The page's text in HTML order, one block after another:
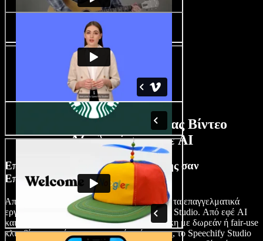
Λειτουργίες Δημιουργίας Βίντεο
Αξιολογήσεων με AI
Επεξεργαστείτε Βίντεο Αξιολόγησης σαν
Επαγγελματίας
Απελευθερώστε τη δημιουργικότητά σας με τα επαγγελματικά
εργαλεία επεξεργασίας βίντεο του Speechify Studio. Από εφέ AI
και εξελιγμένες λειτουργίες, μέχρι βιβλιοθήκη με δωρεάν ή fair-use
κλιπ βίντεο, εικόνες και μουσική υπόκρουση, το Speechify Studio